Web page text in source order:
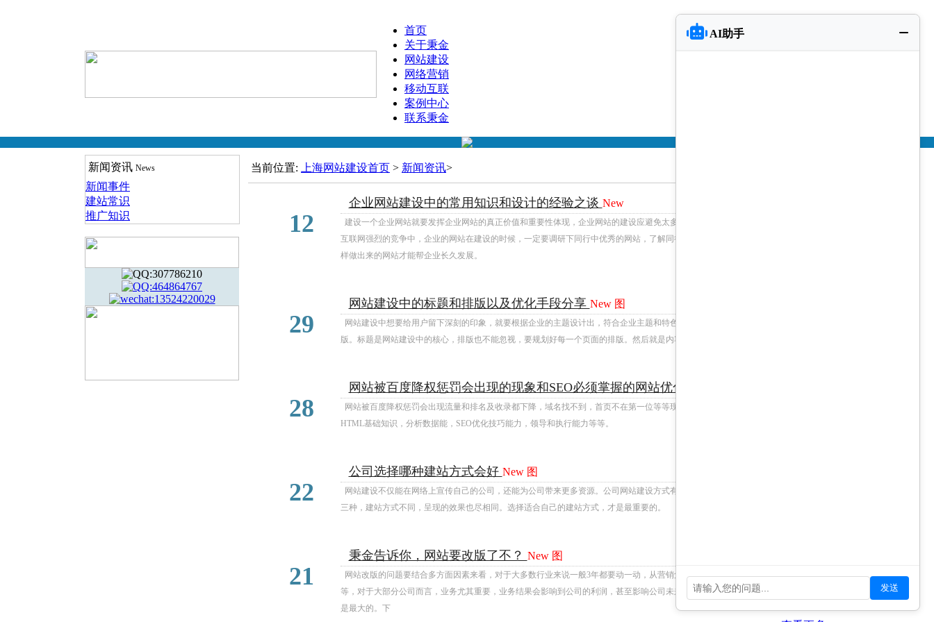
首页
关于秉金
网站建设
网络营销
移动互联
案例中心
联系秉金
新闻资讯 News
新闻事件
建站常识
推广知识
当前位置: 上海网站建设首页 > 新闻资讯>
12
企业网站建设中的常用知识和设计的经验之谈 New
建设一个企业网站就要发挥企业网站的真正价值和重要性体现，企业网站的建设应避免太多花俏的设计，不然会影响用户体验。在
互联网强烈的竞争中，企业的网站在建设的时候，一定要调研下同行中优秀的网站，了解同行的网站结构框架，吸收他们的优点，这
样做出来的网站才能帮企业长久发展。
29
网站建设中的标题和排版以及优化手段分享 New 图
网站建设中想要给用户留下深刻的印象，就要根据企业的主题设计出，符合企业主题和特色的页面，注意网站建设中的标题和排
版。标题是网站建设中的核心，排版也不能忽视，要规划好每一个页面的排版。然后就是内容的优化，内容一定要紧扣主题。
28
网站被百度降权惩罚会出现的现象和SEO必须掌握的网站优化能力
网站被百度降权惩罚会出现流量和排名及收录都下降，域名找不到，首页不在第一位等等现象，SEO必须掌握的网站优化能力包括
HTML基础知识，分析数据能，SEO优化技巧能力，领导和执行能力等等。
22
公司选择哪种建站方式会好 New 图
网站建设不仅能在网络上宣传自己的公司，还能为公司带来更多资源。公司网站建设方式有定制网站，模版套用网站和租用网站等
三种，建站方式不同，呈现的效果也尽相同。选择适合自己的建站方式，才是最重要的。
21
秉金告诉你，网站要改版了不？ New 图
网站改版的问题要结合多方面因素来看，对于大多数行业来说一般3年都要动一动，从营销角度看，SEO不友好、SEM页面转化率低
等，对于大部分公司而言，业务尤其重要，业务结果会影响到公司的利润，甚至影响公司未来的战略。所以业务对改版的影响，无疑
是最大的。下
AI助手
发送